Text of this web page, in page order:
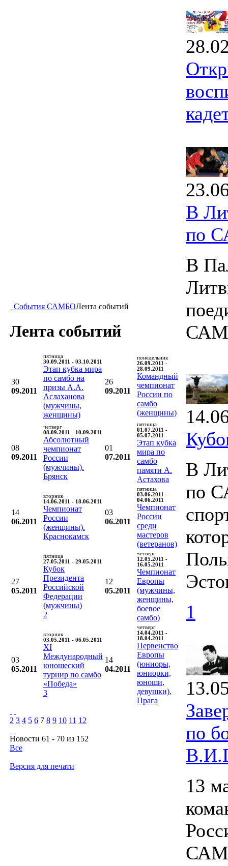
События САМБОЛента событий
Лента событий
30
09.2011
пятница
30.09.2011 - 03.10.2011
Этап кубка мира
по самбо на
призы А.А.
Аслаханова
(мужчины,
женщины)
26
09.2011
понедельник
26.09.2011 -
28.09.2011
Командный
чемпионат
России по
самбо
(женщины)
08
09.2011
четверг
08.09.2011 - 10.09.2011
Абсолютный
чемпионат
России
(мужчины).
Брянск
01
07.2011
пятница
01.07.2011 -
05.07.2011
Этап кубка
мира по
самбо
памяти А.
Астахова
14
06.2011
вторник
14.06.2011 - 18.06.2011
Чемпионат
России
(женщины).
Краснокамск
03
06.2011
пятница
03.06.2011 -
04.06.2011
Чемпионат
России
среди
мастеров
(ветеранов)
27
05.2011
пятница
27.05.2011 - 29.05.2011
Кубок
Президента
Российской
Федерации
(мужчины)
2
12
05.2011
четверг
12.05.2011 -
16.05.2011
Чемпионат
Европы
(мужчины,
женщины,
боевое
самбо)
03
05.2011
вторник
03.05.2011 - 06.05.2011
XI
Международный
юношеский
турнир по самбо
«Победа»
3
14
04.2011
четверг
14.04.2011 -
18.04.2011
Первенство
Европы
(юниоры,
юниорки,
юноши,
девушки).
Прага
2 3 4 5 6 7 8 9 10 11 12
Новости 61 - 70 из 152
Все
Версия для печати
В
по
В
В
по
1
по
13